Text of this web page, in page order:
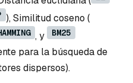
), Similitud coseno (
, y BM25
para la búsqueda de
dispersos).